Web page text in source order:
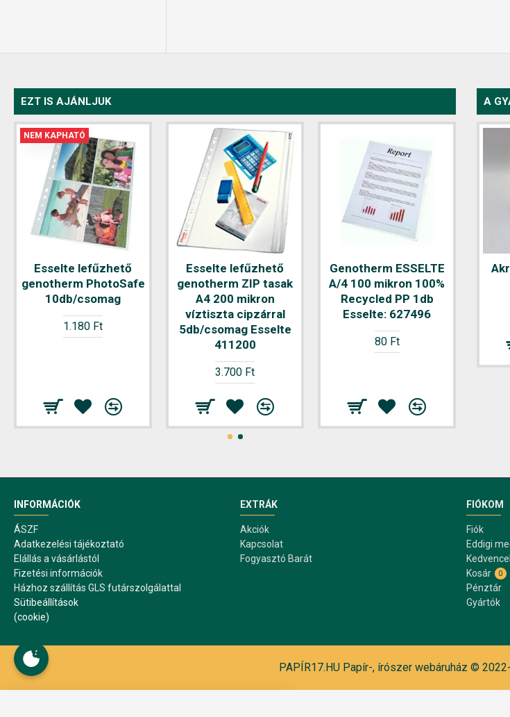
EZT IS AJÁNLJUK
NEM KAPHATÓ
Esselte lefűzhető
genotherm PhotoSafe
10db/csomag
1.180 Ft
Esselte lefűzhető
genotherm ZIP tasak
A4 200 mikron
víztiszta cipzárral
5db/csomag Esselte
411200
3.700 Ft
Genotherm ESSELTE
A/4 100 mikron 100%
Recycled PP 1db
Esselte: 627496
80 Ft
A
INFORMÁCIÓK
ÁSZF
Adatkezelési tájékoztató
Elállás a vásárlástól
Fizetési információk
Házhoz szállítás GLS futárszolgálattal
Sütibeállítások
(cookie)
EXTRÁK
Akciók
Kapcsolat
Fogyasztó Barát
FIÓKOM
Fiók
Eddigi
Kosár 0
Pénztár
Gyártók
PAPÍR17.HU Papír-, írószer webáruház ©